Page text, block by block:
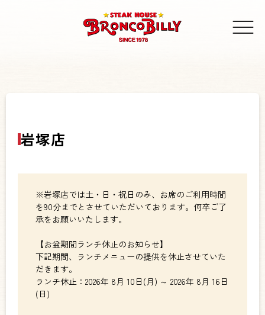
岩塚店
※岩塚店では土・日・祝日のみ、お席のご利用時間
を90分までとさせていただいております。何卒ご了
承をお願いいたします。
【お盆期間ランチ休止のお知らせ】
下記期間、ランチメニューの提供を休止させていた
だきます。
ランチ休止：2026年 8月 10日(月) ～ 2026年 8月 16日
(日)